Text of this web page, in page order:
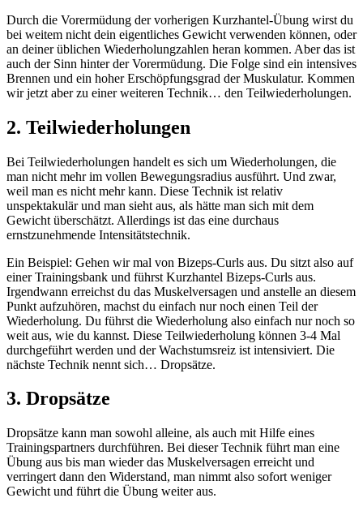
Durch die Vorermüdung der vorherigen Kurzhantel-Übung wirst du
bei weitem nicht dein eigentliches Gewicht verwenden können, oder
an deiner üblichen Wiederholungzahlen heran kommen. Aber das ist
auch der Sinn hinter der Vorermüdung. Die Folge sind ein intensives
Brennen und ein hoher Erschöpfungsgrad der Muskulatur. Kommen
wir jetzt aber zu einer weiteren Technik… den Teilwiederholungen.
2. Teilwiederholungen
Bei Teilwiederholungen handelt es sich um Wiederholungen, die
man nicht mehr im vollen Bewegungsradius ausführt. Und zwar,
weil man es nicht mehr kann. Diese Technik ist relativ
unspektakulär und man sieht aus, als hätte man sich mit dem
Gewicht überschätzt. Allerdings ist das eine durchaus
ernstzunehmende Intensitätstechnik.
Ein Beispiel: Gehen wir mal von Bizeps-Curls aus. Du sitzt also auf
einer Trainingsbank und führst Kurzhantel Bizeps-Curls aus.
Irgendwann erreichst du das Muskelversagen und anstelle an diesem
Punkt aufzuhören, machst du einfach nur noch einen Teil der
Wiederholung. Du führst die Wiederholung also einfach nur noch so
weit aus, wie du kannst. Diese Teilwiederholung können 3-4 Mal
durchgeführt werden und der Wachstumsreiz ist intensiviert. Die
nächste Technik nennt sich… Dropsätze.
3. Dropsätze
Dropsätze kann man sowohl alleine, als auch mit Hilfe eines
Trainingspartners durchführen. Bei dieser Technik führt man eine
Übung aus bis man wieder das Muskelversagen erreicht und
verringert dann den Widerstand, man nimmt also sofort weniger
Gewicht und führt die Übung weiter aus.